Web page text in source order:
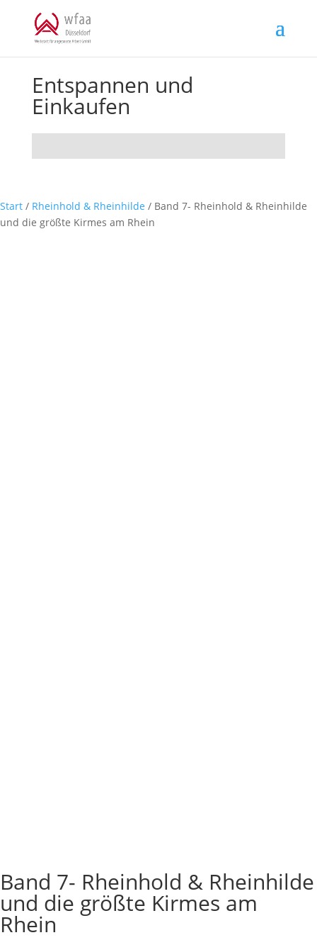
content
Entspannen und
Einkaufen
Start / Rheinhold & Rheinhilde / Band 7- Rheinhold & Rheinhilde
und die größte Kirmes am Rhein
Band 7- Rheinhold & Rheinhilde
und die größte Kirmes am
Rhein